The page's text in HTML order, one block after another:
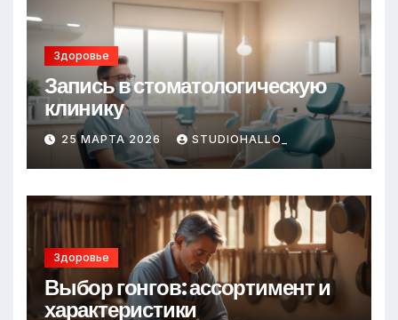
Здоровье
Запись в стоматологическую
клинику
25 МАРТА 2026 STUDIOHALLO_
Здоровье
Выбор гонгов: ассортимент и
характеристики